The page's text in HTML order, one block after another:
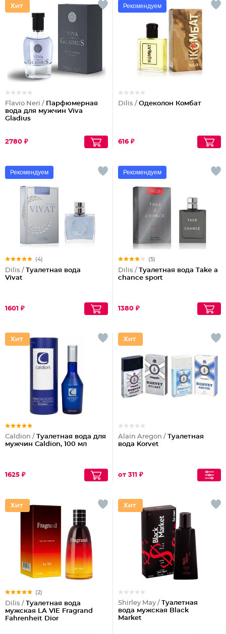
Flavio Neri / Парфюмерная
вода для мужчин Viva
Gladius
2780 ₽
Рекомендуем
Dilis / Одеколон Комбат
616 ₽
Рекомендуем
(4)
Dilis / Туалетная вода
Vivat
1601 ₽
Рекомендуем
(5)
Dilis / Туалетная вода Take a
chance sport
1380 ₽
Caldion / Туалетная вода для
мужчин Caldion, 100 мл
1625 ₽
Alain Aregon / Туалетная
вода Korvet
от 311 ₽
(2)
Dilis / Туалетная вода
мужская LA VIE Fragrand
Fahrenheit Dior
Shirley May / Туалетная
вода мужская Black
Market